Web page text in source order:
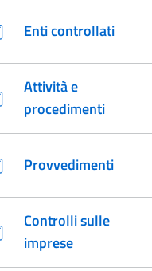
Enti controllati
Attività e
procedimenti
Provvedimenti
Controlli sulle
imprese